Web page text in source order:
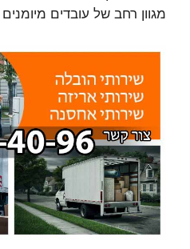
מגוון רחב של עובדים מיומנים